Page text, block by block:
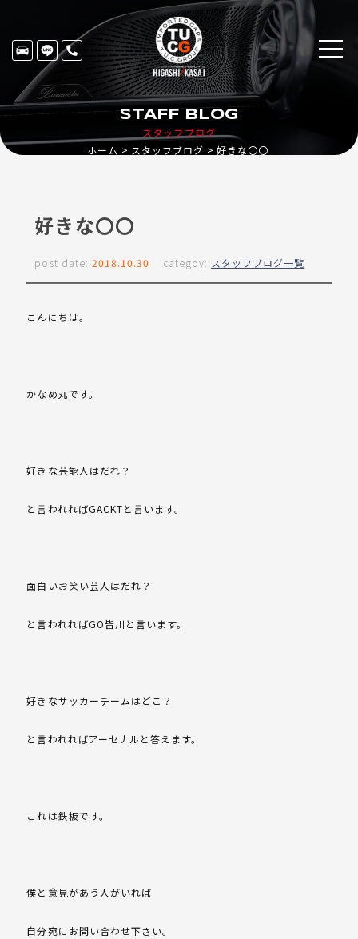
スタッフブログ
STAFF BLOG
ホーム スタッフブログ 好きな〇〇
好きな〇〇
post date: 2018.10.30 categoy: スタッフブログ一覧
こんにちは。
かなめ丸です。
好きな芸能人はだれ？
と言われればGACKTと言います。
面白いお笑い芸人はだれ？
と言われればGO皆川と言います。
好きなサッカーチームはどこ？
と言われればアーセナルと答えます。
これは鉄板です。
僕と意見があう人がいれば
自分宛にお問い合わせ下さい。